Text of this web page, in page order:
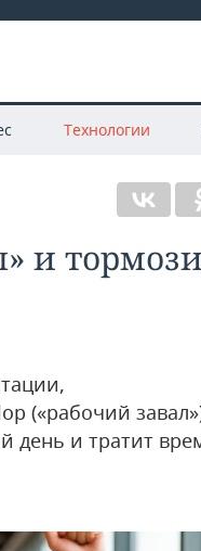
Технологии
и
(«рабочий
день и тратит